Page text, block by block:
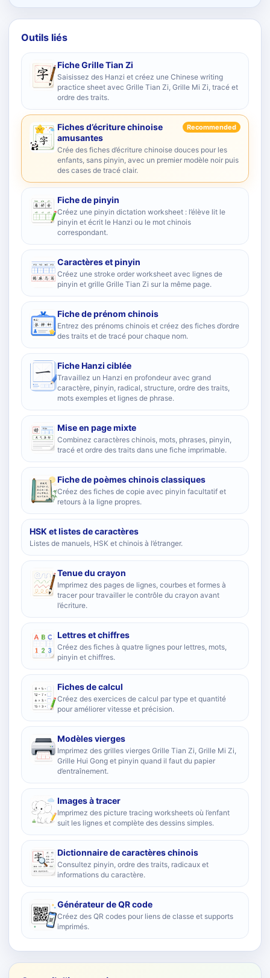
Outils liés
Fiche Grille Tian Zi
Saisissez des Hanzi et créez une Chinese writing
practice sheet avec Grille Tian Zi, Grille Mi Zi, tracé et
ordre des traits.
Fiches d’écriture chinoise
amusantes
Recommended
Crée des fiches d’écriture chinoise douces pour les
enfants, sans pinyin, avec un premier modèle noir puis
des cases de tracé clair.
Fiche de pinyin
Créez une pinyin dictation worksheet : l’élève lit le
pinyin et écrit le Hanzi ou le mot chinois
correspondant.
Caractères et pinyin
Créez une stroke order worksheet avec lignes de
pinyin et grille Grille Tian Zi sur la même page.
Fiche de prénom chinois
Entrez des prénoms chinois et créez des fiches d’ordre
des traits et de tracé pour chaque nom.
Fiche Hanzi ciblée
Travaillez un Hanzi en profondeur avec grand
caractère, pinyin, radical, structure, ordre des traits,
mots exemples et lignes de phrase.
Mise en page mixte
Combinez caractères chinois, mots, phrases, pinyin,
tracé et ordre des traits dans une fiche imprimable.
Fiche de poèmes chinois classiques
Créez des fiches de copie avec pinyin facultatif et
retours à la ligne propres.
HSK et listes de caractères
Listes de manuels, HSK et chinois à l’étranger.
Tenue du crayon
Imprimez des pages de lignes, courbes et formes à
tracer pour travailler le contrôle du crayon avant
l’écriture.
Lettres et chiffres
Créez des fiches à quatre lignes pour lettres, mots,
pinyin et chiffres.
Fiches de calcul
Créez des exercices de calcul par type et quantité
pour améliorer vitesse et précision.
Modèles vierges
Imprimez des grilles vierges Grille Tian Zi, Grille Mi Zi,
Grille Hui Gong et pinyin quand il faut du papier
d’entraînement.
Images à tracer
Imprimez des picture tracing worksheets où l’enfant
suit les lignes et complète des dessins simples.
Dictionnaire de caractères chinois
Consultez pinyin, ordre des traits, radicaux et
informations du caractère.
Générateur de QR code
Créez des QR codes pour liens de classe et supports
imprimés.